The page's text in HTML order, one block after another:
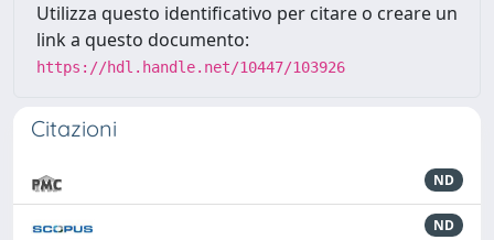
Utilizza questo identificativo per citare o creare un
link a questo documento:
https://hdl.handle.net/10447/103926
Citazioni
ND
ND